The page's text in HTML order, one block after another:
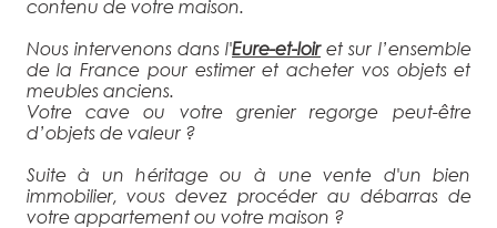
contenu de votre maison.
Nous intervenons dans l'Eure-et-loiret sur l’ensemble
de la France pour estimer et acheter vos objets et
meubles anciens.
Votre cave ou votre grenier regorge peut-être
d’objets de valeur ?
Suite à un héritage ou à une vente d'un bien
immobilier, vous devez procéder au débarras de
votre appartement ou votre maison ?